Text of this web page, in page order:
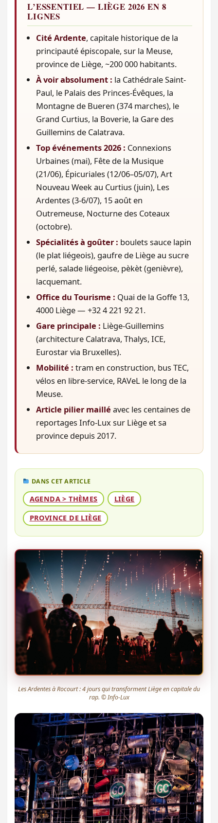
L’ESSENTIEL — LIÈGE 2026 EN 8
LIGNES
Cité Ardente, capitale historique de la
principauté épiscopale, sur la Meuse,
province de Liège, ~200 000 habitants.
À voir absolument : la Cathédrale Saint-
Paul, le Palais des Princes-Évêques, la
Montagne de Bueren (374 marches), le
Grand Curtius, la Boverie, la Gare des
Guillemins de Calatrava.
Top événements 2026 : Connexions
Urbaines (mai), Fête de la Musique
(21/06), Épicuriales (12/06–05/07), Art
Nouveau Week au Curtius (juin), Les
Ardentes (3-6/07), 15 août en
Outremeuse, Nocturne des Coteaux
(octobre).
Spécialités à goûter : boulets sauce lapin
(le plat liégeois), gaufre de Liège au sucre
perlé, salade liégeoise, pèkèt (genièvre),
lacquemant.
Office du Tourisme : Quai de la Goffe 13,
4000 Liège — +32 4 221 92 21.
Gare principale : Liège-Guillemins
(architecture Calatrava, Thalys, ICE,
Eurostar via Bruxelles).
Mobilité : tram en construction, bus TEC,
vélos en libre-service, RAVeL le long de la
Meuse.
Article pilier maillé avec les centaines de
reportages Info-Lux sur Liège et sa
province depuis 2017.
DANS CET ARTICLE
AGENDA > THÈMES LIÈGE
PROVINCE DE LIÈGE
Les Ardentes à Rocourt : 4 jours qui transforment Liège en capitale du
rap. © Info-Lux